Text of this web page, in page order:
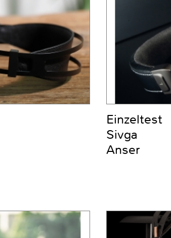
Einzeltest
Sivga
Anser